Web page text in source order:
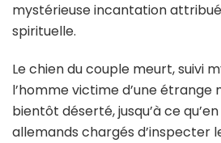
mystérieuse incantation
spirituelle.
Le chien du couple meurt, suivi
l’homme victime d’une étrange
bientôt déserté, jusqu’à ce
allemands chargés d’inspecter